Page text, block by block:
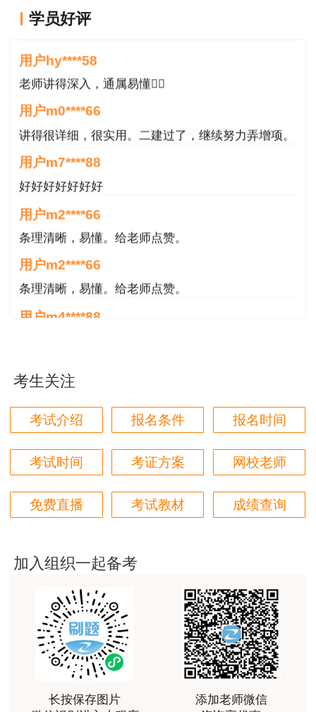
后填写信息选择“邮寄”。
障局驻市政务服务中心综合窗口联系，联系电话：
0559-2330639；或与黄山市人事考试院联系，联
系电话：0559-2359197。
黄山市人力资源和社会保障局
学员好评
用户hy****58
用户hy****58
老师讲得深入，通属易懂👍🏻
用户m0****66
讲得很详细，很实用。二建过了，继续努力弄增项。
用户m7****88
好好好好好好好
用户m2****66
条理清晰，易懂。给老师点赞。
用户m2****66
条理清晰，易懂。给老师点赞。
用户m4****88
非常好！感谢！！！
用户m2****18
用户hq****jp
性价比较高的一套课程，深耕领域多年的资深师资，
对知识点精准把握，内容深入浅出，理论和记忆口诀
用户m1****18
中一些真题知识点，从而使考试过程中得心应手，顺
利通过考试
用户da****ng
小强老师讲得很好！生动、有趣、易于理解，支持！
考生关注
考试介绍 报名条件 报名时间
考试时间 考证方案 网校老师
免费直播 考试教材 成绩查询
加入组织一起备考
长按保存图片
添加老师微信